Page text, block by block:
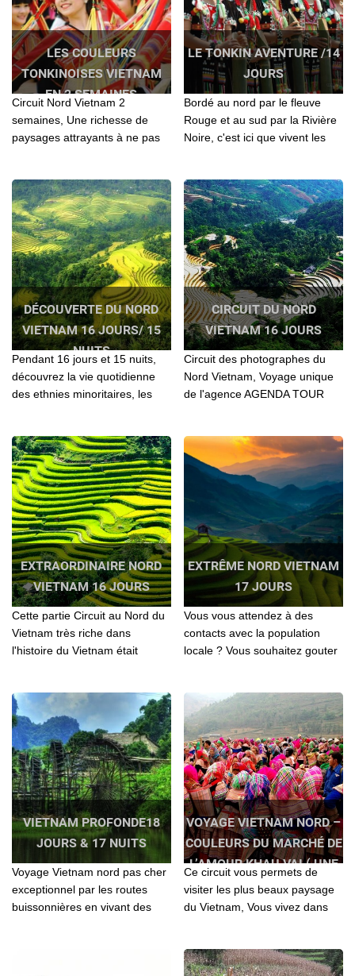
LES COULEURS
TONKINOISES VIETNAM
EN 2 SEMAINES
Circuit Nord Vietnam 2
semaines, Une richesse de
paysages attrayants à ne pas
Cang Chai - Ha Giang - Ba Be -
Baie d'Halong - Ninh Binh
LE TONKIN AVENTURE /14
JOURS
Bordé au nord par le fleuve
Rouge et au sud par la Rivière
Noire, c'est ici que vivent les
Chi…
DÉCOUVERTE DU NORD
VIETNAM 16 JOURS/ 15
NUITS
Pendant 16 jours et 15 nuits,
découvrez la vie quotidienne
des ethnies minoritaires, les
chez l’habitant, apprenez à
cuisiner et détendez-vous le
temps d’une croisière en
bateau.
CIRCUIT DU NORD
VIETNAM 16 JOURS
Circuit des photographes du
Nord Vietnam, Voyage unique
de l'agence AGENDA TOUR
authentique, Aventure, en moto
taxi, balade à pider,
Randonnée – Voyage privé
EXTRAORDINAIRE NORD
VIETNAM 16 JOURS
Cette partie Circuit au Nord du
Vietnam très riche dans
l'histoire du Vietnam était
sauvage...
EXTRÊME NORD VIETNAM
17 JOURS
Vous vous attendez à des
contacts avec la population
locale ? Vous souhaitez gouter
fait pour vous...
VIETNAM PROFONDE18
JOURS & 17 NUITS
Voyage Vietnam nord pas cher
exceptionnel par les routes
buissonnières en vivant des
VOYAGE VIETNAM NORD –
COULEURS DU MARCHÉ DE
L’AMOUR KHAU VAI ( UNE
FOIS PAR AN)
Ce circuit vous permets de
visiter les plus beaux paysage
du Vietnam, Vous vivez dans